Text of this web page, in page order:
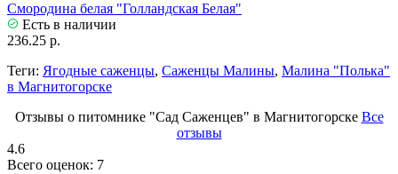
Смородина белая "Голландская Белая"
Есть в наличии
236.25 р.
Теги: Ягодные саженцы, Саженцы Малины, Малина "Полька"
в Магнитогорске
Отзывы о питомнике "Сад Саженцев" в Магнитогорске Все
отзывы
4.6
Всего оценок: 7